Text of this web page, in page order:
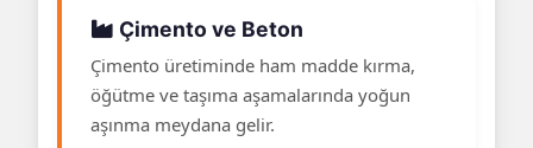
Çimento ve Beton
Çimento üretiminde ham madde kırma,
öğütme ve taşıma aşamalarında yoğun
aşınma meydana gelir.